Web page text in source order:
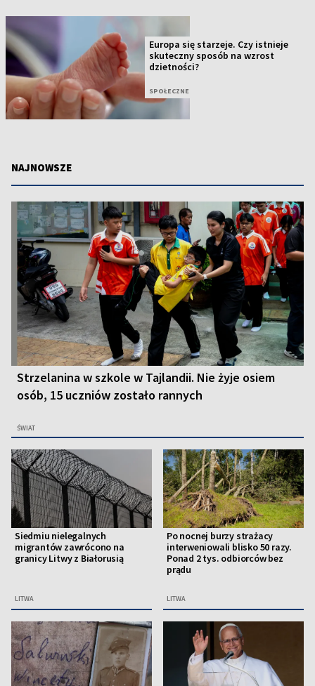
Europa się starzeje. Czy istnieje
skuteczny sposób na wzrost
dzietności?
SPOŁECZNE
NAJNOWSZE
Strzelanina w szkole w Tajlandii. Nie żyje osiem
osób, 15 uczniów zostało rannych
ŚWIAT
Siedmiu nielegalnych
migrantów zawrócono na
granicy Litwy z Białorusią
LITWA
Po nocnej burzy strażacy
interweniowali blisko 50 razy.
Ponad 2 tys. odbiorców bez
prądu
LITWA